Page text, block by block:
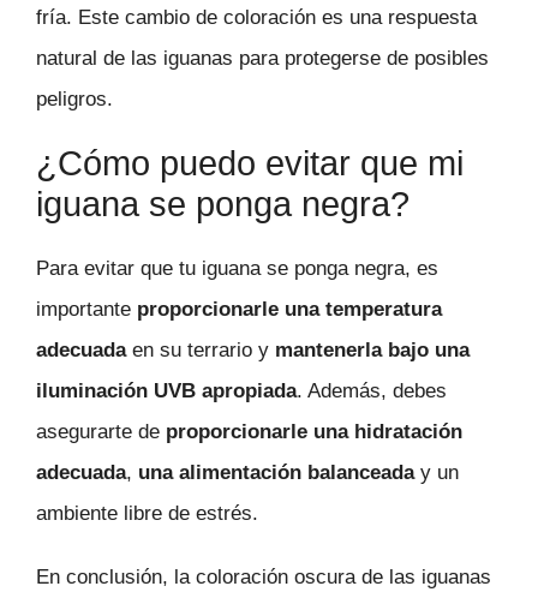
fría. Este cambio de coloración es una respuesta
natural de las iguanas para protegerse de posibles
peligros.
¿Cómo puedo evitar que mi
iguana se ponga negra?
Para evitar que tu iguana se ponga negra, es
importante proporcionarle una temperatura
adecuadaen su terrario y mantenerla bajo una
iluminación UVB apropiada. Además, debes
asegurarte de proporcionarle una hidratación
adecuada, una alimentación balanceaday un
ambiente libre de estrés.
En conclusión, la coloración oscura de las iguanas